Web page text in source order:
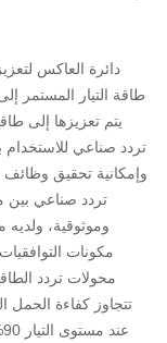
طاقة التيار المستمر
تردد صناعي للاستخدام
وإمكانية تحقيق
تردد صناعي بين
وموثوقية،
مكونات
محولات تردد
تتجاوز كفاءة الحمل